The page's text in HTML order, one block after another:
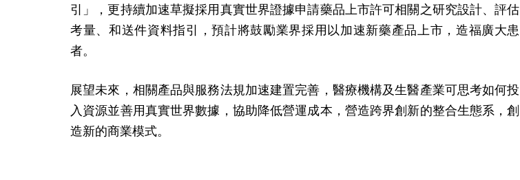
引」，更持續加速草擬採用真實世界證據申請藥品上市許可相關之研究設計、評估
考量、和送件資料指引，預計將鼓勵業界採用以加速新藥產品上市，造福廣大患
者。
展望未來，相關產品與服務法規加速建置完善，醫療機構及生醫產業可思考如何投
入資源並善用真實世界數據，協助降低營運成本，營造跨界創新的整合生態系，創
造新的商業模式。